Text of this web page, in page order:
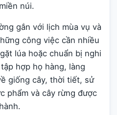
núi.
gắn với lịch mùa vụ và
công việc cần nhiều
lúa hoặc chuẩn bị nghi
hợp họ hàng, làng
giống cây, thời tiết, sử
phẩm và cây rừng được